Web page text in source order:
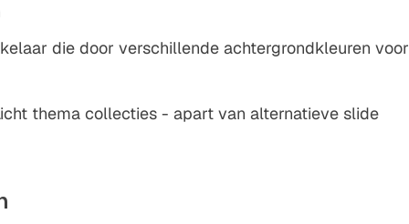
die door verschillende achtergrondkleuren voor
thema collecties - apart van alternatieve slide